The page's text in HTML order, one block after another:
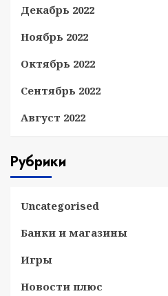
Декабрь 2022
Ноябрь 2022
Октябрь 2022
Сентябрь 2022
Август 2022
Рубрики
Uncategorised
Банки и магазины
Игры
Новости плюс